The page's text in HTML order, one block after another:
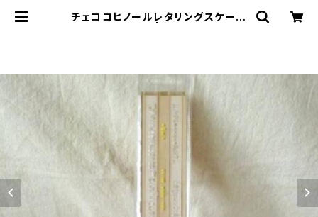
チェココヒノールレタリングスケール